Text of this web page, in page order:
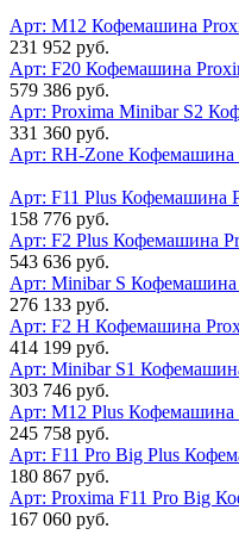
Арт: M12 Кофемашина
231 952 руб.
Арт: F20 Кофемашина
579 386 руб.
Арт: Proxima Minibar S2
331 360 руб.
Арт: RH-Zone Кофемашина
Арт: F11 Plus Кофемашина
158 776 руб.
Арт: F2 Plus Кофемашина
543 636 руб.
Арт: Minibar S Кофемашина
276 133 руб.
Арт: F2 H Кофемашина
414 199 руб.
Арт: Minibar S1
303 746 руб.
Арт: M12 Plus Кофемашина
245 758 руб.
Арт: F11 Pro Big Plus
180 867 руб.
Арт: Proxima F11 Pro Big
167 060 руб.